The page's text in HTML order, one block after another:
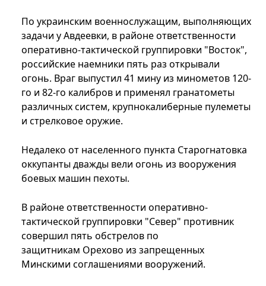
По украинским военнослужащим, выполняющих
задачи у Авдеевки, в районе ответственности
оперативно-тактической группировки "Восток",
российские наемники пять раз открывали
огонь. Враг выпустил 41 мину из минометов 120-
го и 82-го калибров и применял гранатометы
различных систем, крупнокалиберные пулеметы
и стрелковое оружие.
Недалеко от населенного пункта Старогнатовка
оккупанты дважды вели огонь из вооружения
боевых машин пехоты.
В районе ответственности оперативно-
тактической группировки "Север" противник
совершил пять обстрелов по
защитникам Орехово из запрещенных
Минскими соглашениями вооружений.